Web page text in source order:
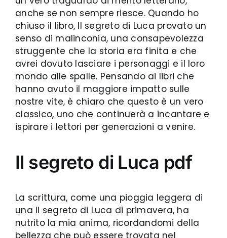
anche se non sempre riesce. Quando ho
chiuso il libro, Il segreto di Luca provato un
senso di malinconia, una consapevolezza
struggente che la storia era finita e che
avrei dovuto lasciare i personaggi e il loro
mondo alle spalle. Pensando ai libri che
hanno avuto il maggiore impatto sulle
nostre vite, è chiaro che questo è un vero
classico, uno che continuerà a incantare e
ispirare i lettori per generazioni a venire.
Il segreto di Luca pdf
La scrittura, come una pioggia leggera di
una Il segreto di Luca di primavera, ha
nutrito la mia anima, ricordandomi della
bellezza che può essere trovata nel